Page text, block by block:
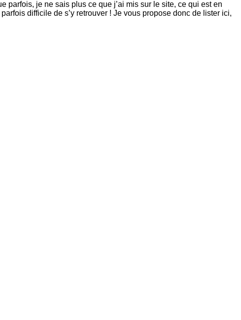
parfois, je ne sais plus ce que j’ai mis sur le site, ce qui est en
difficile de s’y retrouver ! Je vous propose donc de lister ici,